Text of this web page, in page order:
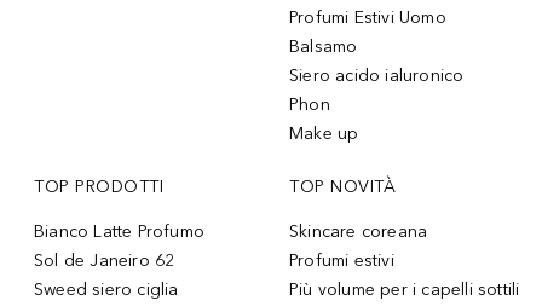
Profumi Estivi Uomo
Balsamo
Siero acido ialuronico
Phon
Make up
TOP PRODOTTI
Bianco Latte Profumo
Sol de Janeiro 62
Sweed siero ciglia
TOP NOVITÀ
Skincare coreana
Profumi estivi
Più volume per i capelli sottili